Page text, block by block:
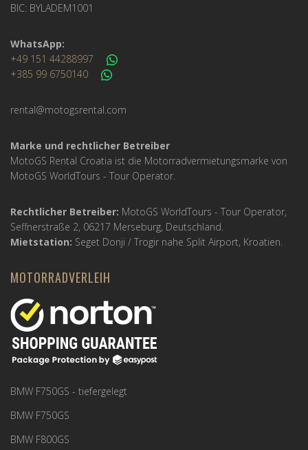
BIC: BYLADEM1001
WhatsApp:
+49 151 44288997
+385 99 6750140
rental@motogsrental.com
Marke und rechtlicher Betreiber
MotoGS Rental Croatia ist die Motorradvermietungsmarke von
MotoGS WorldTours - Tour Operator
Rechtlicher Betreiber: MotoGS WorldTours - Tour Operator,
Seffnerstraße 2, 06217 Merseburg, Deutschland.
Mietstation: Seget Donji / Trogir nahe Split Airport, Kroatien.
MOTORRADVERLEIH
BMW F750GS - tiefergelegt
BMW F750GS
BMW F800GS